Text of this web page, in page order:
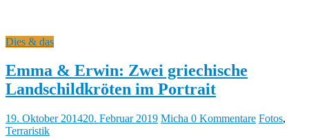
Dies & das
Emma & Erwin: Zwei griechische
Landschildkröten im Portrait
19. Oktober 201420. Februar 2019 Micha 0 Kommentare Fotos,
Terraristik